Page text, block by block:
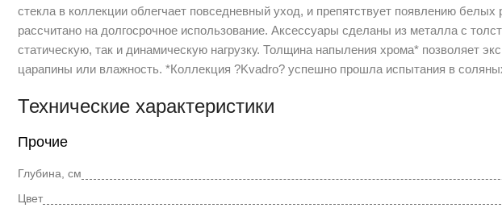
стекла в коллекции облегчает повседневный уход, и препятствует появлению
рассчитано на долгосрочное использование. Аксессуары сделаны из металла с
статическую, так и динамическую нагрузку. Толщина напыления хрома* позволяет
царапины или влажность. *Коллекция ?Kvadro? успешно прошла испытания в
Технические характеристики
Прочие
Глубина, см
Цвет